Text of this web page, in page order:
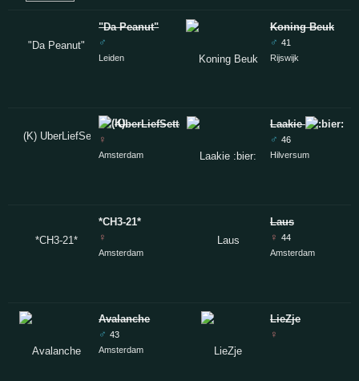
"Da Peanut"
♂
Leiden
UberLiefSette
♀
Amsterdam
*CH3-21*
♀
Amsterdam
Avalanche
♂ 43
Amsterdam
Koning Beuk
♂ 41
Rijswijk
Laakie
♂ 46
Hilversum
Laus
♀ 44
Amsterdam
LieZje
♀